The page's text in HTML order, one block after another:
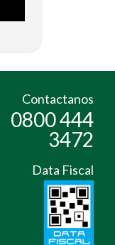
Contactanos
0800 444
3472
Data Fiscal